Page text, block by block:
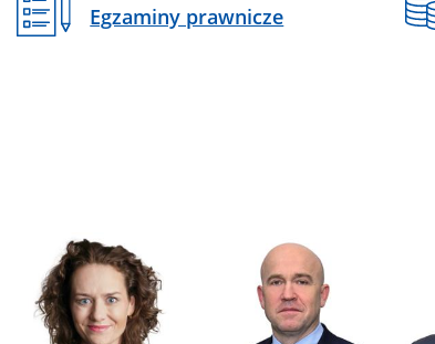
Egzaminy prawnicze